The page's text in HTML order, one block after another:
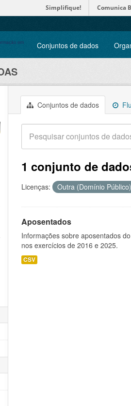
Simplifique! Comunica
Conjuntos de dados
Conjuntos de dados
1 conjunto de
Licenças: Outra (Domínio Público)
Aposentados
Informações sobre aposentados
nos exercícios de 2016 e 2025.
CSV